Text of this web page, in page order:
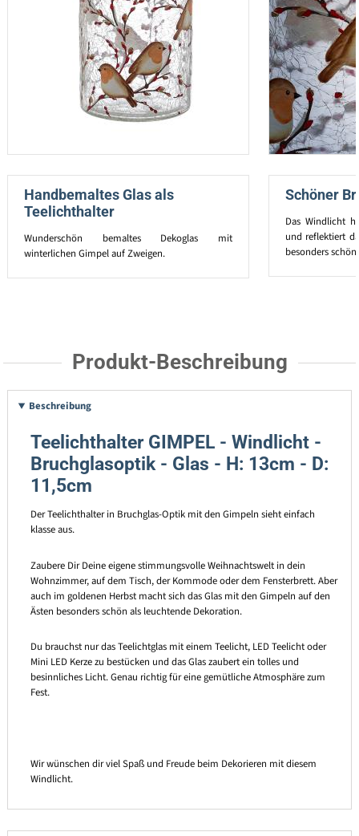
Handbemaltes Glas als
Teelichthalter
Wunderschön bemaltes Dekoglas mit
winterlichen Gimpel auf Zweigen.
Schöner
Das Windlicht
und reflektiert
besonders schön.
Produkt-Beschreibung
Beschreibung
Teelichthalter GIMPEL - Windlicht -
Bruchglasoptik - Glas - H: 13cm - D:
11,5cm
Der Teelichthalter in Bruchglas-Optik mit den Gimpeln sieht einfach
klasse aus.
Zaubere Dir Deine eigene stimmungsvolle Weihnachtswelt in dein
Wohnzimmer, auf dem Tisch, der Kommode oder dem Fensterbrett. Aber
auch im goldenen Herbst macht sich das Glas mit den Gimpeln auf den
Ästen besonders schön als leuchtende Dekoration.
Du brauchst nur das Teelichtglas mit einem Teelicht, LED Teelicht oder
Mini LED Kerze zu bestücken und das Glas zaubert ein tolles und
besinnliches Licht. Genau richtig für eine gemütliche Atmosphäre zum
Fest.
Wir wünschen dir viel Spaß und Freude beim Dekorieren mit diesem
Windlicht.